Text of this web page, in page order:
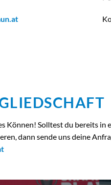
Können! Solltest du bereits in
dann sende uns deine